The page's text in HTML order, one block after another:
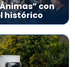
con
histórico